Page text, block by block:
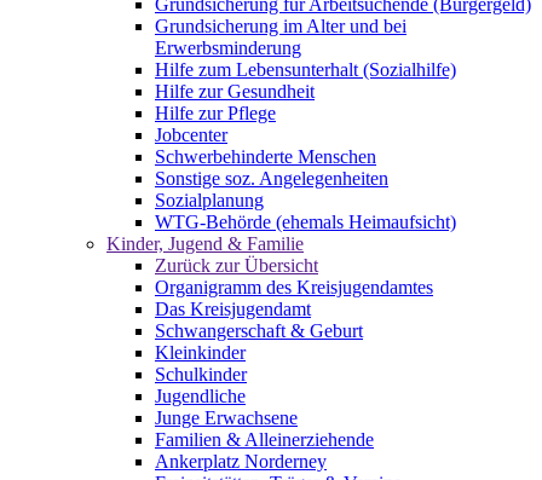
Grundsicherung im Alter und bei
Erwerbsminderung
Hilfe zum Lebensunterhalt (Sozialhilfe)
Hilfe zur Gesundheit
Hilfe zur Pflege
Jobcenter
Schwerbehinderte Menschen
Sonstige soz. Angelegenheiten
Sozialplanung
WTG-Behörde (ehemals Heimaufsicht)
Kinder, Jugend & Familie
Zurück zur Übersicht
Organigramm des Kreisjugendamtes
Das Kreisjugendamt
Schwangerschaft & Geburt
Kleinkinder
Schulkinder
Jugendliche
Junge Erwachsene
Familien & Alleinerziehende
Ankerplatz Norderney